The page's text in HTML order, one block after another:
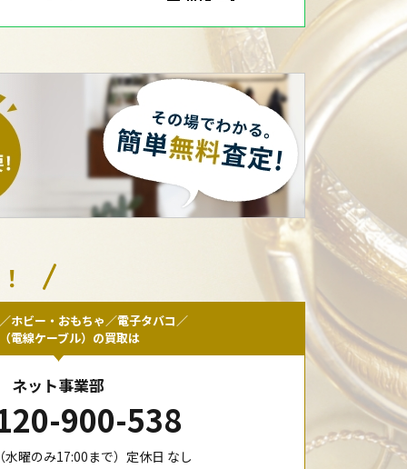
ホビー・おもちゃ／電子タバコ／
電線ケーブル）の買取は
ネット事業部
900-538
水曜のみ17:00まで）定休日 なし